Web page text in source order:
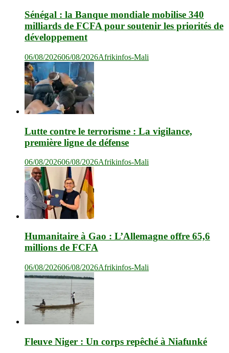
Sénégal : la Banque mondiale mobilise 340
milliards de FCFA pour soutenir les priorités de
développement
06/08/202606/08/2026Afrikinfos-Mali
Lutte contre le terrorisme : La vigilance,
première ligne de défense
06/08/202606/08/2026Afrikinfos-Mali
Humanitaire à Gao : L’Allemagne offre 65,6
millions de FCFA
06/08/202606/08/2026Afrikinfos-Mali
Fleuve Niger : Un corps repêché à Niafunké